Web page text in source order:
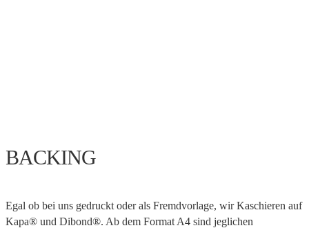
BACKING
Egal ob bei uns gedruckt oder als Fremdvorlage, wir Kaschieren auf
Kapa® und Dibond®. Ab dem Format A4 sind jeglichen